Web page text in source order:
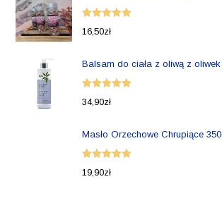
Oceniono
16,50zł
Balsam do ciała z oliwą z
Oceniono
34,90zł
Masło Orzechowe Chrupiące
Oceniono
19,90zł